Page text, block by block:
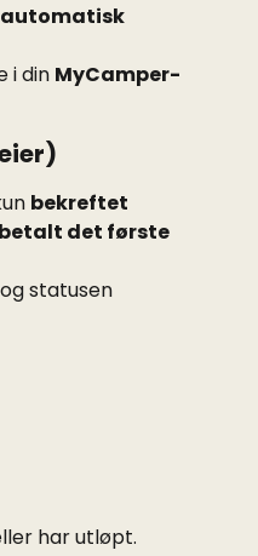
automatisk
i din MyCamper-
bekreftet
det første
statusen
har utløpt.